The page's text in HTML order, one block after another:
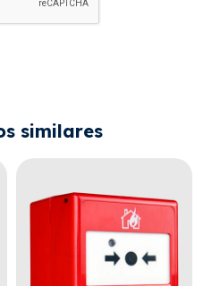
similares